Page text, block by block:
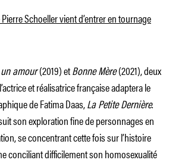
Schoeller vient d’entrer en tournage
amour(2019) etBonne Mère(2021), deux
et réalisatrice française adaptera le
de Fatima Daas,La Petite Dernière.
son exploration fine de personnages en
se concentrant cette fois sur l’histoire
conciliant difficilement son homosexualité